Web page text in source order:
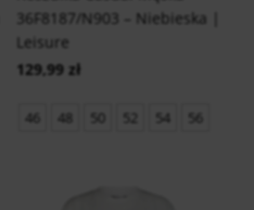
36F8187/N903 – Niebieska |
Leisure
129,99 zł
46 48 50 52 54 56